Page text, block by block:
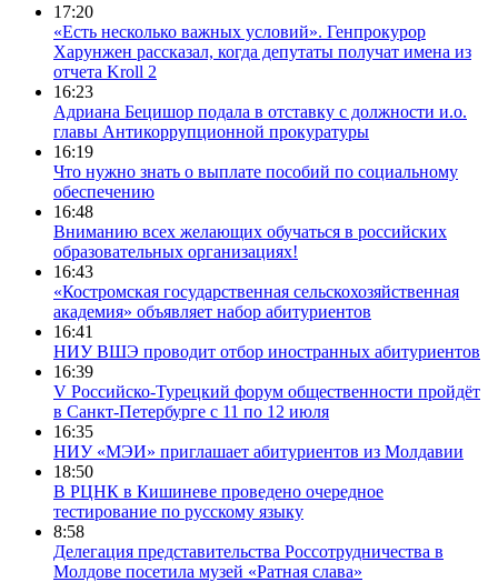
17:20
«Есть несколько важных условий». Генпрокурор
Харунжен рассказал, когда депутаты получат имена из
отчета Kroll 2
16:23
Адриана Бецишор подала в отставку с должности и.о.
главы Антикоррупционной прокуратуры
16:19
Что нужно знать о выплате пособий по социальному
обеспечению
16:48
Вниманию всех желающих обучаться в российских
образовательных организациях!
16:43
«Костромская государственная сельскохозяйственная
академия» объявляет набор абитуриентов
16:41
НИУ ВШЭ проводит отбор иностранных абитуриентов
16:39
V Российско-Турецкий форум общественности пройдёт
в Санкт-Петербурге с 11 по 12 июля
16:35
НИУ «МЭИ» приглашает абитуриентов из Молдавии
18:50
В РЦНК в Кишиневе проведено очередное
тестирование по русскому языку
8:58
Делегация представительства Россотрудничества в
Молдове посетила музей «Ратная слава»